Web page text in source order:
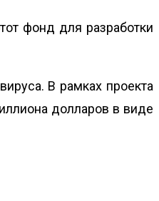
фонд для разработки
В рамках проекта
долларов в виде